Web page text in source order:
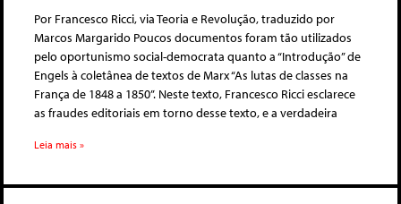
Por Francesco Ricci, via Teoria e Revolução, traduzido por
Marcos Margarido Poucos documentos foram tão utilizados
pelo oportunismo social-democrata quanto a “Introdução” de
Engels à coletânea de textos de Marx “As lutas de classes na
França de 1848 a 1850”. Neste texto, Francesco Ricci esclarece
as fraudes editoriais em torno desse texto, e a verdadeira
Leia mais »